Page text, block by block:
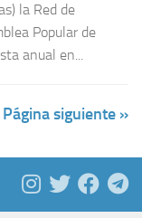
la Red de
Popular de
anual en...
Página siguiente »